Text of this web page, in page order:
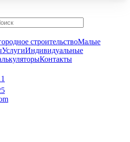
строительствоМалые
УслугиИндивидуальные
Контакты